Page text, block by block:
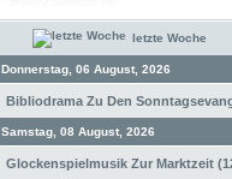
letzte Woche
Donnerstag, 06 August, 2026
Bibliodrama Zu Den
Samstag, 08 August, 2026
Glockenspielmusik Zur Marktzeit